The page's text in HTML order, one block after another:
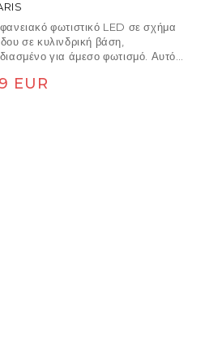
φωτιστικό LED σε σχήμα
σε κυλινδρική βάση,
για άμεσο φωτισμό. Αυτό
σε τοίχους όσο και σε οροφές.
τιμή
EUR